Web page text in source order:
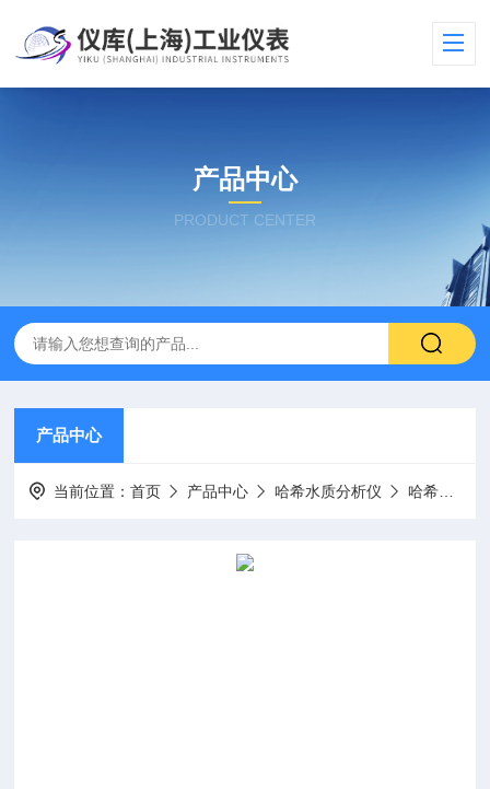
产品中心
PRODUCT CENTER
产品中心
当前位置：首页 产品中心 哈希水质分析仪 哈希浊度仪